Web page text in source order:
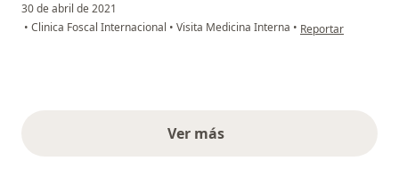
30 de abril de 2021
• Clinica Foscal Internacional • Visita Medicina Interna • en opinión del
Reportar
Ver másopiniones anteriores